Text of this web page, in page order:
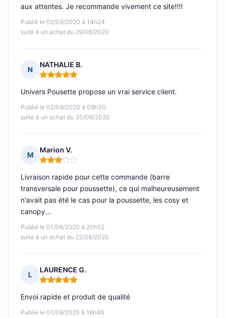
Publié le 02/09/2020 à 14h24
suite à un achat du 29/08/2020
aux attentes. Je recommande vivement ce site!!!!
N
NATHALIE B.
Note : 5 sur 5
Publié le 02/09/2020 à 09h30
suite à un achat du 30/06/2020
Univers Pousette propose un vrai service client.
M
Marion V.
Note : 3 sur 5
Publié le 01/09/2020 à 20h52
suite à un achat du 22/08/2020
Livraison rapide pour cette commande (barre
transversale pour poussette), ce qui malheureusement
n'avait pas été le cas pour la poussette, les cosy et
canopy...
L
LAURENCE G.
Note : 5 sur 5
Publié le 01/09/2020 à 16h46
Envoi rapide et produit de qualité